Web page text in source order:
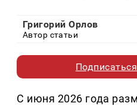
Григорий Орлов
Автор статьи
С июня 2026 года